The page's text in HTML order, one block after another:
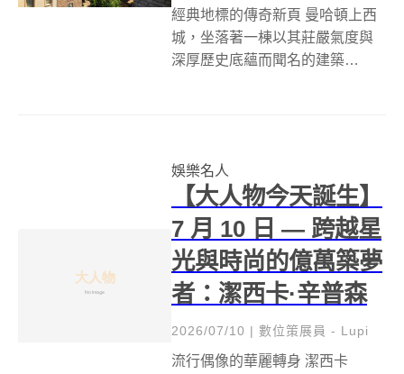
經典地標的傳奇新頁 曼哈頓上西
城，坐落著一棟以其莊嚴氣度與
深厚歷史底蘊而聞名的建築
陽台，成為中央公園西...
娛樂名人
【大人物今天誕生】
7 月 10 日 — 跨越星
光與時尚的億萬築夢
者：潔西卡·辛普森
2026/07/10 | 數位策展員 - Lupi
流行偶像的華麗轉身 潔西卡